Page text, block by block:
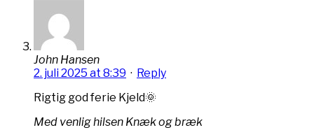
John Hansen
2. juli 2025 at 8:39 · Reply
Rigtig god ferie Kjeld🌞
Med venlig hilsen Knæk og bræk